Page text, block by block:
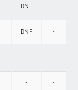
DNF -
DNF -
- -
- -